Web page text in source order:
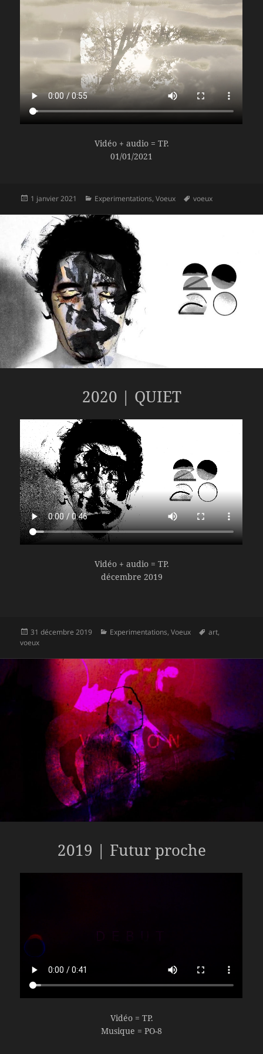
Vidéo + audio = TP.
01/01/2021
Publié
1 janvier 2021 Catégories
Experimentations,Voeux
Mots-
voeux
2020 | QUIET
Vidéo + audio = TP.
décembre 2019
Publié
le
31 décembre 2019 Catégories
Experimentations,Voeux
Mots-
art,
voeux
2019 | Futur proche
Vidéo = TP.
Musique = PO-8